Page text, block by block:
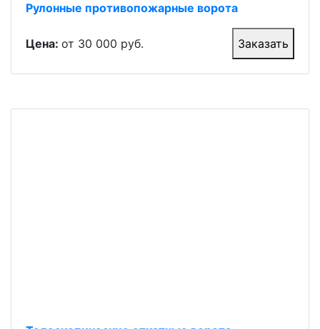
Рулонные противопожарные ворота
Цена: от 30 000 руб. Заказать